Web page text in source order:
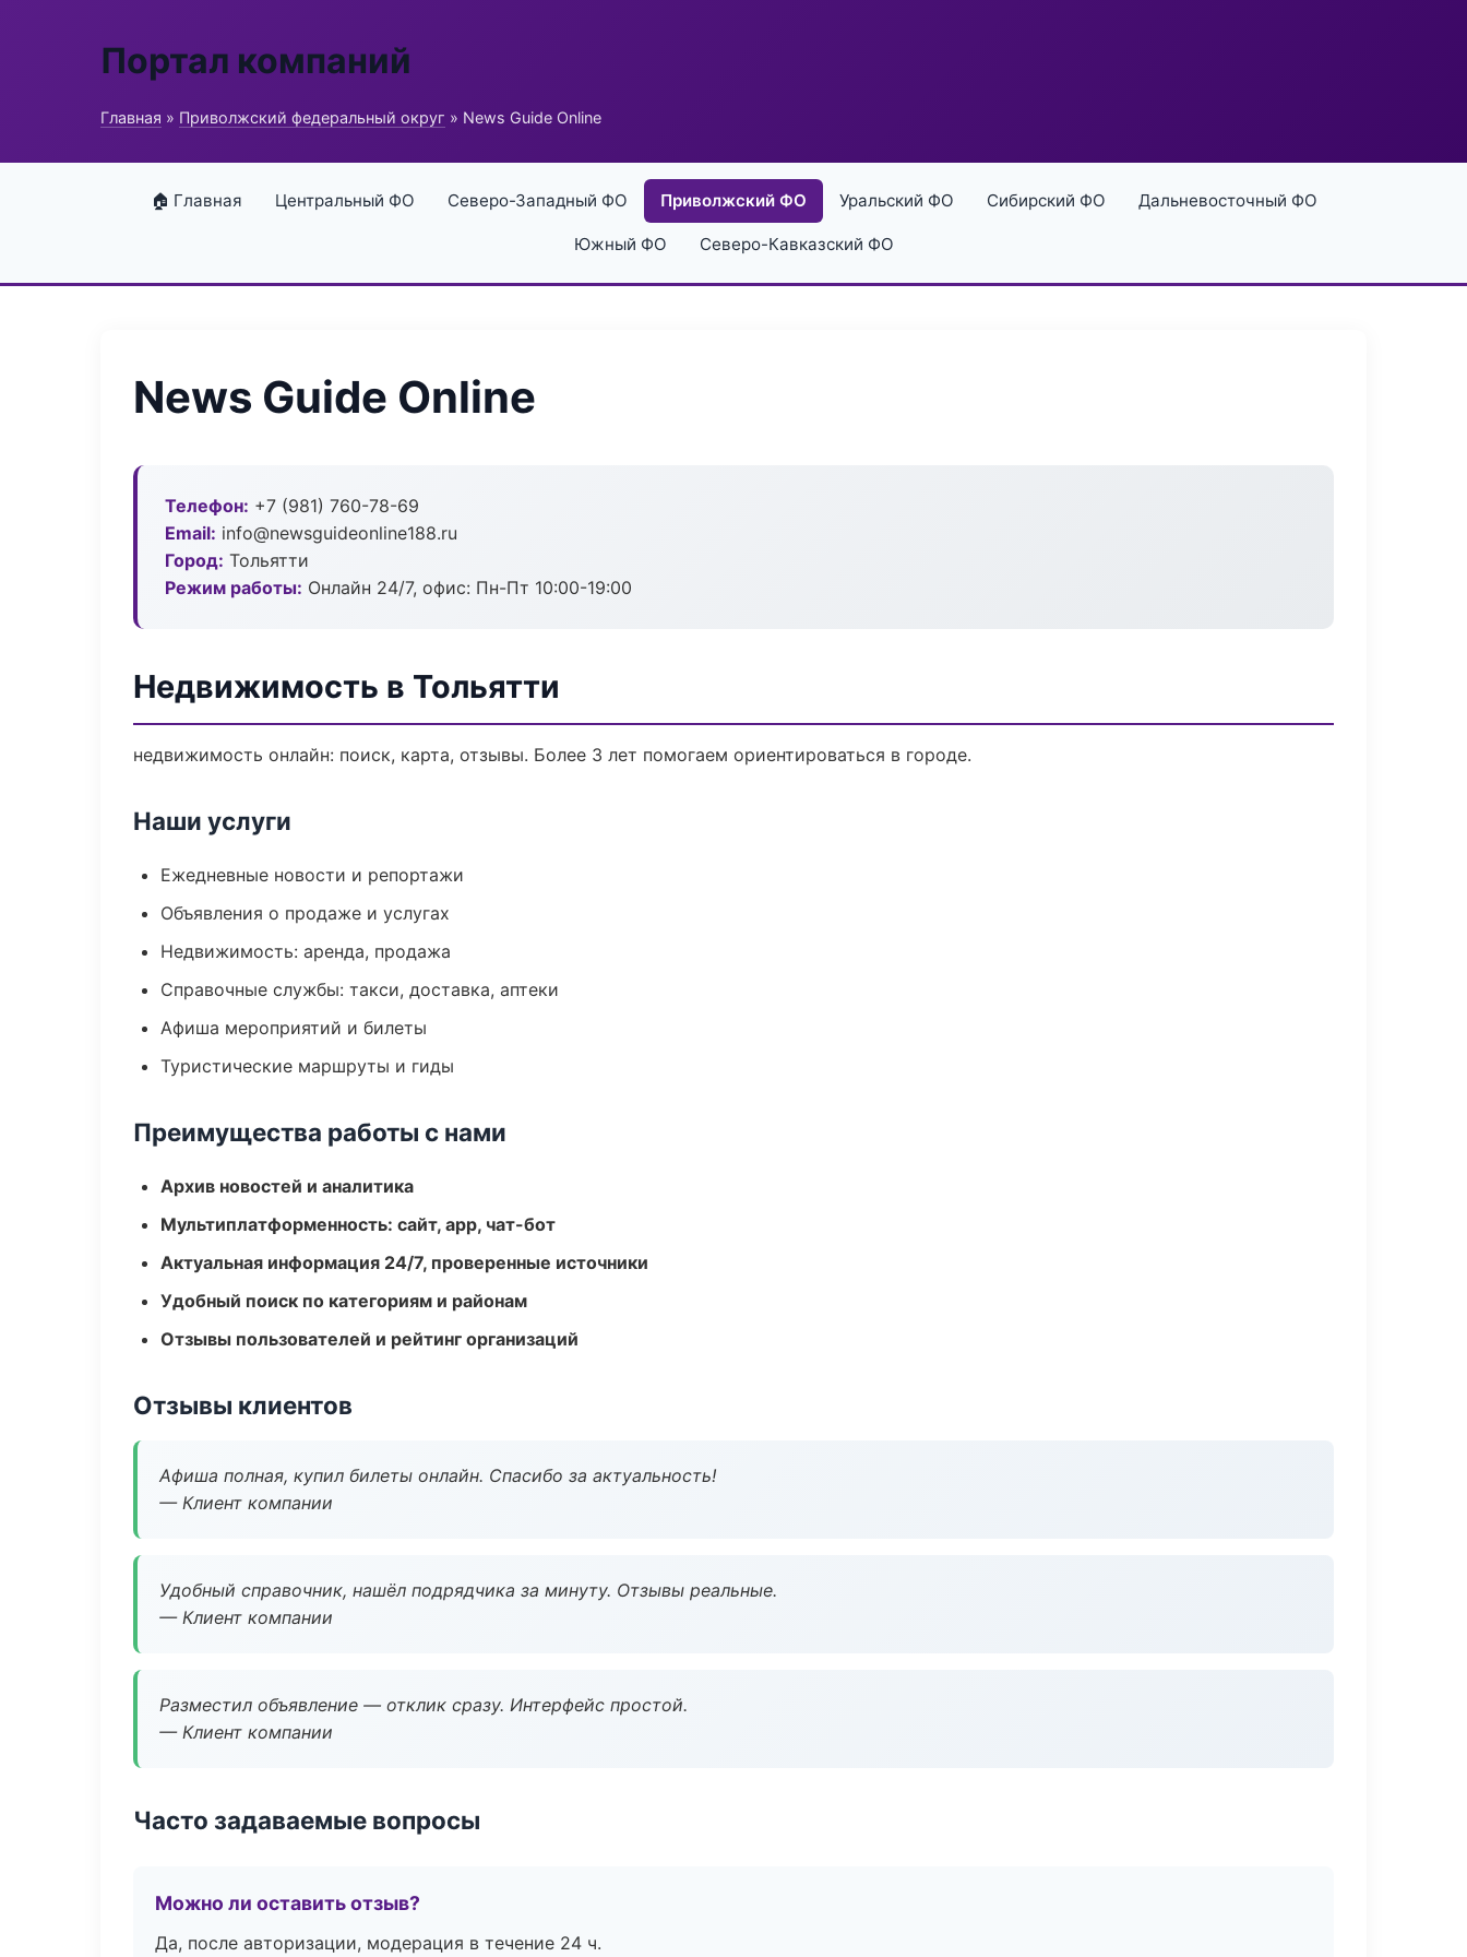
Портал компаний
Главная » Приволжский федеральный округ » News Guide Online
🏠 Главная Центральный ФО Северо-Западный ФО Приволжский ФО Уральский ФО Сибирский ФО Дальневосточный ФО
Южный ФО Северо-Кавказский ФО
News Guide Online
Телефон: +7 (981) 760-78-69
Email: info@newsguideonline188.ru
Город: Тольятти
Режим работы: Онлайн 24/7, офис: Пн-Пт 10:00-19:00
Недвижимость в Тольятти
недвижимость онлайн: поиск, карта, отзывы. Более 3 лет помогаем ориентироваться в городе.
Наши услуги
Ежедневные новости и репортажи
Объявления о продаже и услугах
Недвижимость: аренда, продажа
Справочные службы: такси, доставка, аптеки
Афиша мероприятий и билеты
Туристические маршруты и гиды
Преимущества работы с нами
Архив новостей и аналитика
Мультиплатформенность: сайт, app, чат-бот
Актуальная информация 24/7, проверенные источники
Удобный поиск по категориям и районам
Отзывы пользователей и рейтинг организаций
Отзывы клиентов
Афиша полная, купил билеты онлайн. Спасибо за актуальность!
— Клиент компании
Удобный справочник, нашёл подрядчика за минуту. Отзывы реальные.
— Клиент компании
Разместил объявление — отклик сразу. Интерфейс простой.
— Клиент компании
Часто задаваемые вопросы
Можно ли оставить отзыв?
Да, после авторизации, модерация в течение 24 ч.